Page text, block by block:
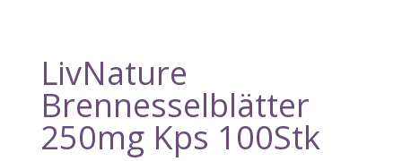
LivNature
Brennesselblätter
250mg Kps 100Stk